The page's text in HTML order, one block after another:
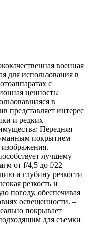
военная
для использования в
с
ценность:
в
представляет интерес
и редких
Передняя
покрытием
изображения.
лучшему
от f/4,5 до f/22
и глубину резкости
резкость и
погоду, обеспечивая
освещенности. –
покрывает
для съемки